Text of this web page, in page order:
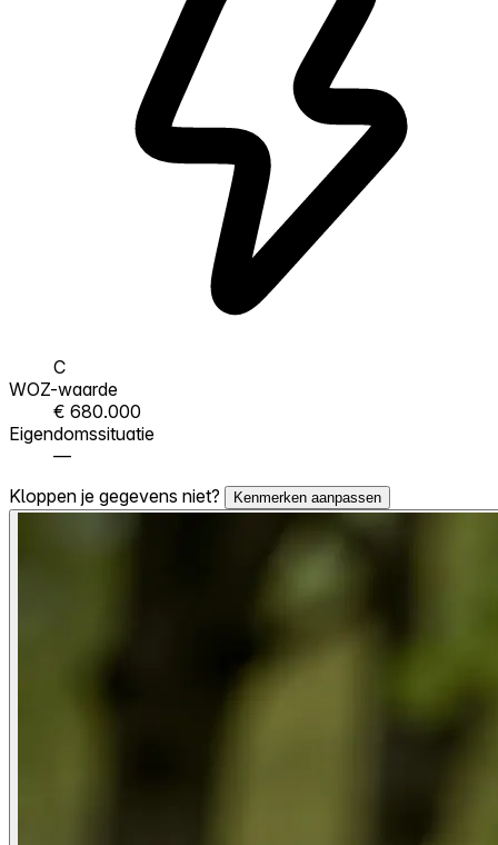
C
WOZ-waarde
€ 680.000
Eigendomssituatie
—
Kloppen je gegevens niet?
Kenmerken aanpassen